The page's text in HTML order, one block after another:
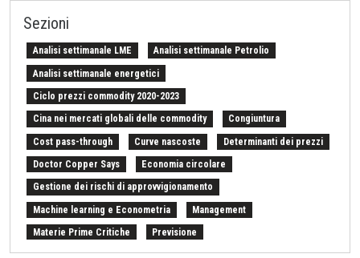
Sezioni
Analisi settimanale LME Analisi settimanale Petrolio
Analisi settimanale energetici
Ciclo prezzi commodity 2020-2023
Cina nei mercati globali delle commodity Congiuntura
Cost pass-through Curve nascoste Determinanti dei prezzi
Doctor Copper Says Economia circolare
Gestione dei rischi di approvvigionamento
Machine learning e Econometria Management
Materie Prime Critiche Previsione
Procurement Intelligence Settimana Finanziaria Materie Prime